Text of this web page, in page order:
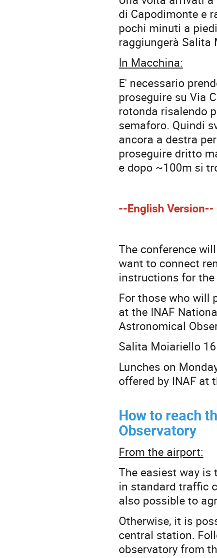
di Capodimonte e
pochi minuti a
raggiungerà Salita
In Macchina:
E' necessario
proseguire su Via
rotonda risalendo
semaforo. Quindi
ancora a destra
proseguire dritto
e dopo ~100m si
--English Version--
The conference
want to connect
instructions for
For those who will
at the INAF
Astronomical
Salita Moiariello
Lunches on
offered by INAF at
How to reach
Observatory
From the airport:
The easiest way
in standard traffic
also possible to
Otherwise, it is
central station.
observatory from